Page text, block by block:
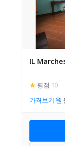
IL
★ 평점 10
가격보기